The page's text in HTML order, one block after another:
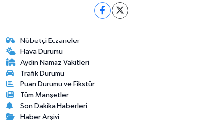
Nöbetçi Eczaneler
Hava Durumu
Aydin Namaz Vakitleri
Trafik Durumu
Puan Durumu ve Fikstür
Tüm Manşetler
Son Dakika Haberleri
Haber Arşivi